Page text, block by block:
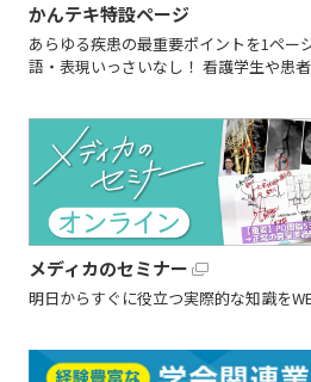
かんテキ特設ページ
あらゆる疾患の最重要ポイントを1ペー
語・表現いっさいなし！ 看護学生や患
メディカのセミナー
明日からすぐに役立つ実際的な知識を